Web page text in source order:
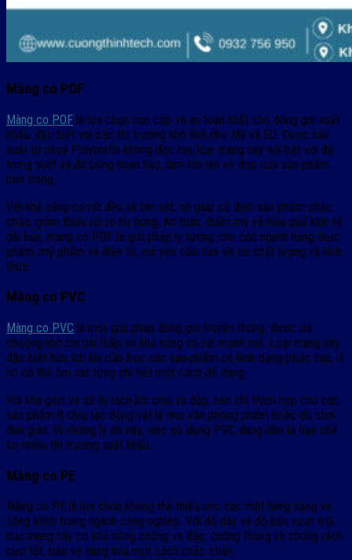
Màng co POF
Màng co POF là lựa chọn cao cấp và an toàn nhất cho đóng gói xuất
khẩu, đặc biệt với các thị trường khó tính như Mỹ và EU. Được sản
xuất từ nhựa Polyolefin không độc hại, loại màng này nổi bật với độ
trong suốt và độ bóng hoàn hảo, làm tôn lên vẻ đẹp của sản phẩm
bên trong.
Với khả năng co rút đều và ôm sát, nó giúp cố định sản phẩm chắc
chắn, giảm thiểu rủi ro hư hỏng. An toàn, thẩm mỹ và hiệu quả kinh tế
dài hạn, màng co POF là giải pháp lý tưởng cho các ngành hàng thực
phẩm, mỹ phẩm và điện tử, nơi yêu cầu cao về cả chất lượng và hình
thức.
Màng co PVC
Màng co PVC là một giải pháp đóng gói truyền thống, được ưa
chuộng nhờ chi phí thấp và khả năng co rút mạnh mẽ. Loại màng này
đặc biệt hữu ích khi cần bọc các sản phẩm có hình dạng phức tạp, vì
nó có thể ôm sát từng chi tiết một cách dễ dàng.
Với khá giòn và dễ bị rách khi chịu va đập, nên chỉ thích hợp cho các
sản phẩm ít chịu tác động vật lý như văn phòng phẩm hoặc đồ chơi
đơn giản. Vì những lý do này, việc sử dụng PVC đang dần bị hạn chế
tại nhiều thị trường xuất khẩu.
Màng co PE
Màng co PE là lựa chọn không thể thiếu cho các mặt hàng nặng và
cồng kềnh trong ngành công nghiệp. Với độ dày và độ bền vượt trội,
loại màng này có khả năng chống va đập, chống thủng và chống rách
cực tốt, bảo vệ hàng hóa một cách chắc chắn.